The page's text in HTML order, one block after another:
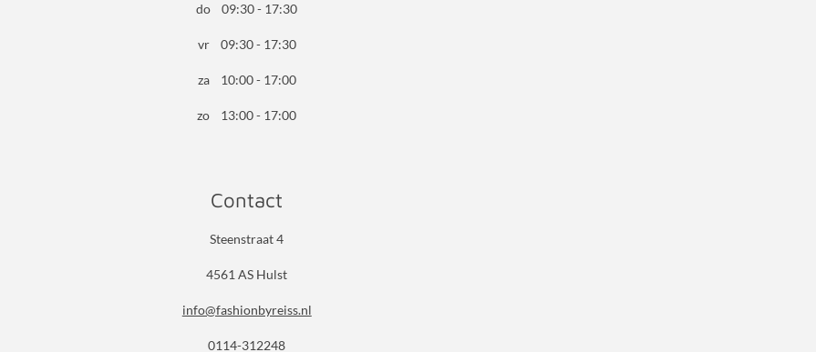
do 09:30 - 17:30
vr 09:30 - 17:30
za 10:00 - 17:00
zo 13:00 - 17:00
Contact
Steenstraat 4
4561 AS Hulst
info@fashionbyreiss.nl
0114-312248